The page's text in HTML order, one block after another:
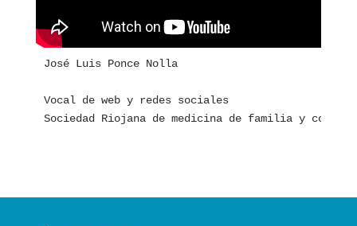
José Luis Ponce Nolla
Vocal de web y redes sociales
Sociedad Riojana de medicina de familia y